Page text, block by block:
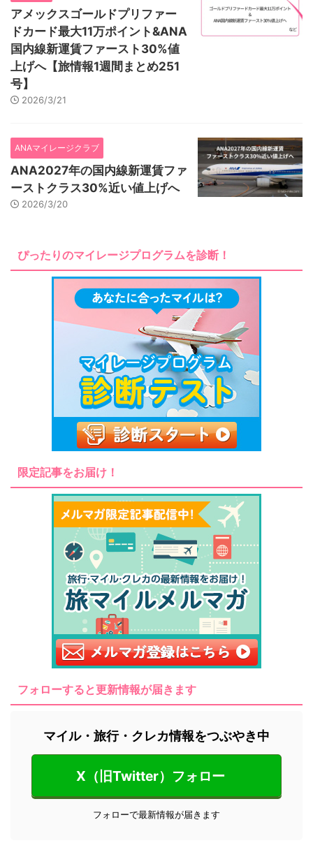
アメックスゴールドプリファー
ドカード最大11万ポイント&ANA
国内線新運賃ファースト30%値
上げへ【旅情報1週間まとめ251
号】
2026/3/21
ANAマイレージクラブ
ANA2027年の国内線新運賃ファ
ーストクラス30%近い値上げへ
2026/3/20
ぴったりのマイレージプログラムを診断！
限定記事をお届け！
フォローすると更新情報が届きます
マイル・旅行・クレカ情報をつぶやき中
X（旧Twitter）フォロー
フォローで最新情報が届きます